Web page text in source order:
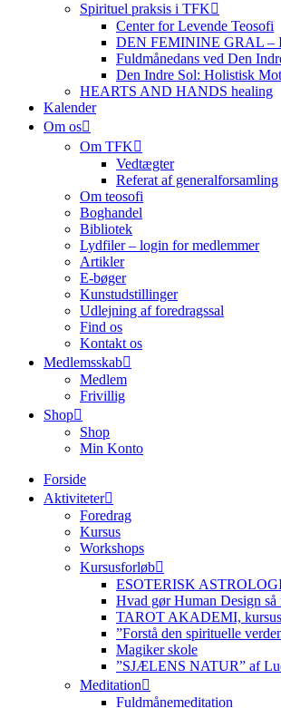
Spirituel praksis i TFK
Center for Levende Teosofi
DEN FEMININE GRAL –
Fuldmånedans ved Den
Den Indre Sol: Holistisk
HEARTS AND HANDS healing
Kalender
Om os
Om TFK
Vedtægter
Referat af generalforsamling
Om teosofi
Boghandel
Bibliotek
Lydfiler – login for medlemmer
Artikler
E-bøger
Kunstudstillinger
Udlejning af foredragssal
Find os
Kontakt os
Medlemsskab
Medlem
Frivillig
Shop
Shop
Min Konto
Forside
Aktiviteter
Foredrag
Kursus
Workshops
Kursusforløb
ESOTERISK
Hvad gør Human Design så
TAROT AKADEMI, kursus
”Forstå den spirituelle
Magiker skole
”SJÆLENS NATUR” af
Meditation
Fuldmånemeditation